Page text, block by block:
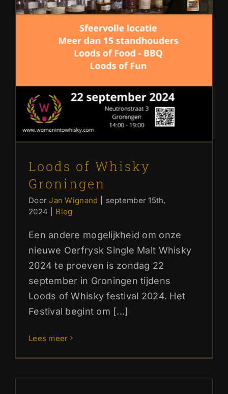
Loods of Whisky Groningen
Blog
Loods of Whisky
Groningen
DoorJan Wignand
september 15th,
2024
Blog
Een andere mogelijkheid om onze
nieuwe Oerfrysk Single Malt Whisky
2024 te proeven is zondag 22
september in Groningen tijdens
Loods of Whisky festival 2024. Het
Festival begint om [...]
Lees meer